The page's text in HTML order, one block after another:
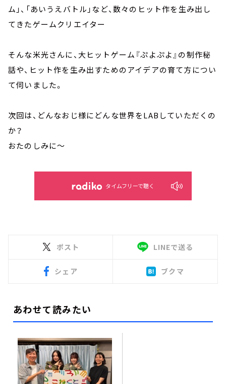
ム」、「あいうえバトル」など、数々のヒット作を生み出し
てきたゲームクリエイター
そんな米光さんに、大ヒットゲーム『ぷよぷよ』の制作秘
話や、ヒット作を生み出すためのアイデアの育て方につい
て伺いました。
次回は、どんなおじ様にどんな世界をLABしていただくの
か？
おたのしみに～
タイムフリーで聴く
ポスト LINEで送る
シェア ブクマ
あわせて読みたい